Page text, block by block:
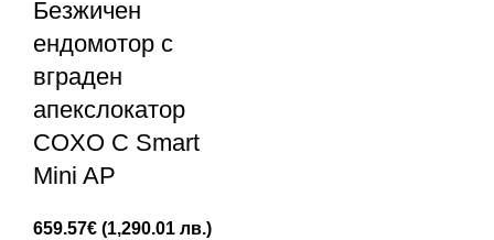
Безжичен
ендомотор с
вграден
апекслокатор
COXO C Smart
Mini AP
659.57€ (1,290.01 лв.)